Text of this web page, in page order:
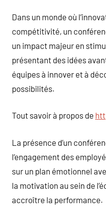
Dans un monde où
compétitivité, un
un impact majeur en
présentant des idées
équipes à innover et à
possibilités.
Tout savoir à propos de
La présence d’un
l’engagement des
sur un plan émotionnel
la motivation au sein de
accroître la performance.